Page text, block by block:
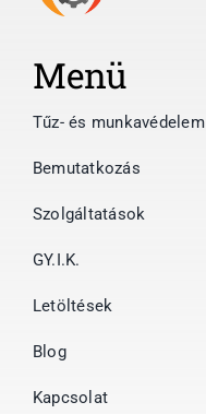
Menü
Tűz- és munkavédelem
Bemutatkozás
Szolgáltatások
GY.I.K.
Letöltések
Blog
Kapcsolat